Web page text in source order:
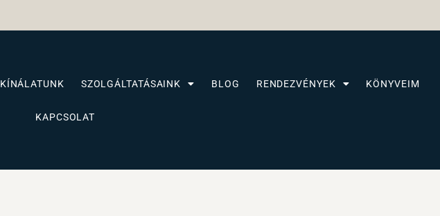
KÍNÁLATUNK SZOLGÁLTATÁSAINK BLOG RENDEZVÉNYEK KÖNYVEIM
KAPCSOLAT